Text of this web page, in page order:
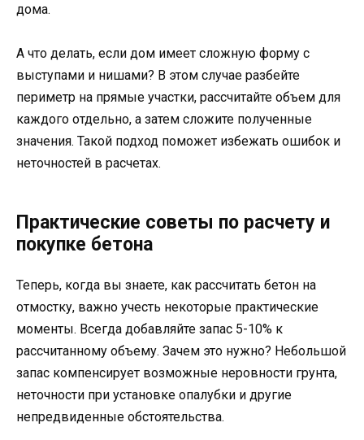
дома.
А что делать, если дом имеет сложную форму с
выступами и нишами? В этом случае разбейте
периметр на прямые участки, рассчитайте объем для
каждого отдельно, а затем сложите полученные
значения. Такой подход поможет избежать ошибок и
неточностей в расчетах.
Практические советы по расчету и
покупке бетона
Теперь, когда вы знаете, как рассчитать бетон на
отмостку, важно учесть некоторые практические
моменты. Всегда добавляйте запас 5-10% к
рассчитанному объему. Зачем это нужно? Небольшой
запас компенсирует возможные неровности грунта,
неточности при установке опалубки и другие
непредвиденные обстоятельства.